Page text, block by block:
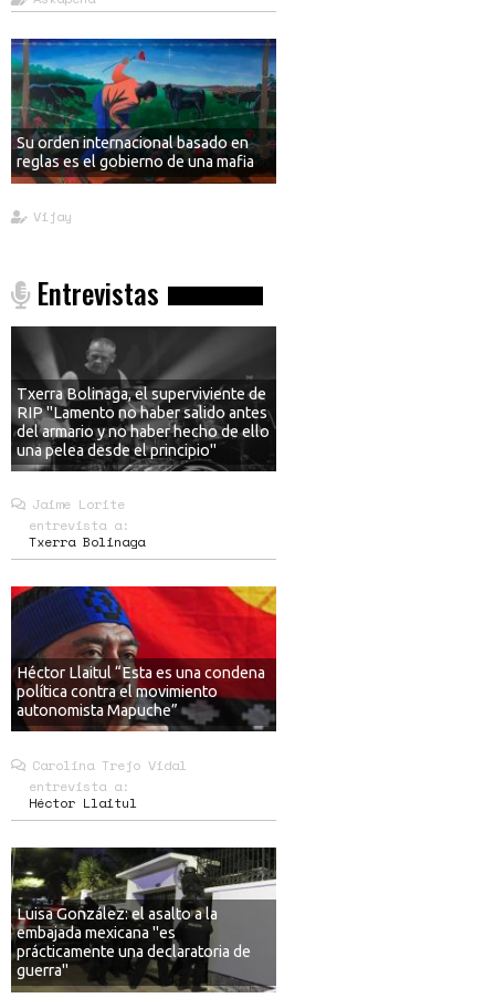
Su orden internacional basado en
reglas es el gobierno de una mafia
Vijay
Entrevistas
Txerra Bolinaga, el superviviente de
RIP "Lamento no haber salido antes
del armario y no haber hecho de ello
una pelea desde el principio"
Jaime Lorite
entrevista a:
Txerra Bolinaga
Héctor Llaitul “Esta es una condena
política contra el movimiento
autonomista Mapuche”
Carolina Trejo Vidal
entrevista a:
Héctor Llaitul
Luisa González: el asalto a la
embajada mexicana "es
prácticamente una declaratoria de
guerra"